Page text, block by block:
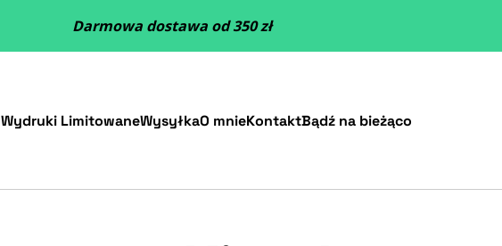
Darmowa dostawa od 350 zł
Wydruki LimitowaneWysyłkaO mnieKontaktBądź na bieżąco